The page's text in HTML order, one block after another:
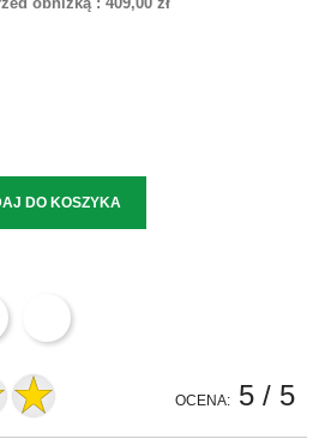
DO KOSZYKA
OCENA: 5 / 5